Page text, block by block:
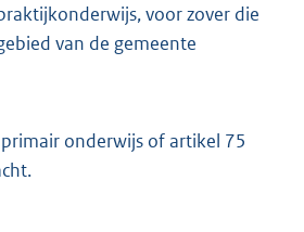
voor zover die
van de gemeente
onderwijs of artikel 75